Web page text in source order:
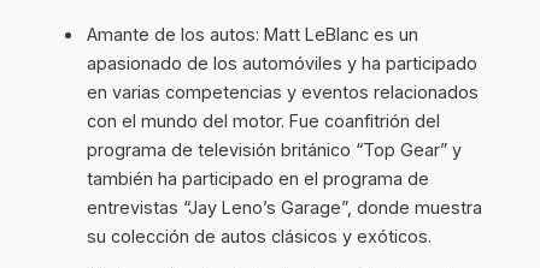
Amante de los autos: Matt LeBlanc es un
apasionado de los automóviles y ha participado
en varias competencias y eventos relacionados
con el mundo del motor. Fue coanfitrión del
programa de televisión británico “Top Gear” y
también ha participado en el programa de
entrevistas “Jay Leno’s Garage”, donde muestra
su colección de autos clásicos y exóticos.